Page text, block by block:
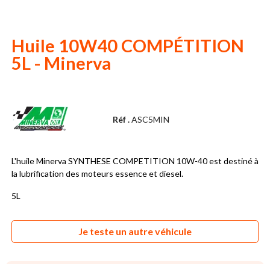
Huile 10W40 COMPÉTITION
5L - Minerva
Réf .ASC5MIN
L'huile Minerva SYNTHESE COMPETITION 10W-40 est destiné à
la lubrification des moteurs essence et diesel.
5L
Je teste un autre véhicule